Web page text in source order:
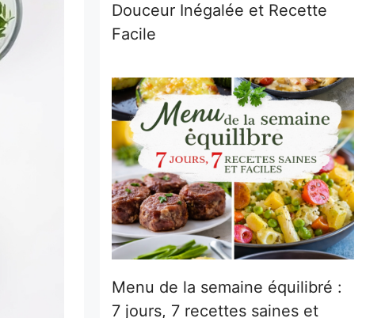
Douceur Inégalée et Recette
Facile
Menu de la semaine équilibré :
7 jours, 7 recettes saines et